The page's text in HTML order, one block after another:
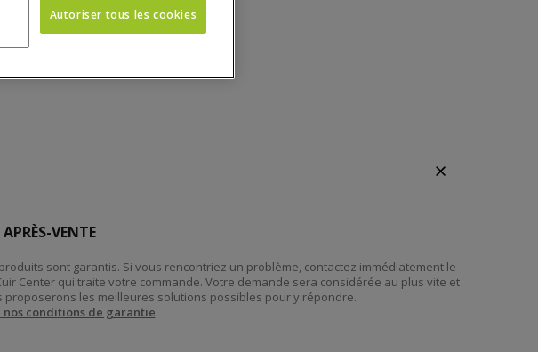
APRÈS-VENTE
sont garantis. Si vous rencontriez un problème, contactez immédiatement le
Center qui traite votre commande. Votre demande sera considérée au plus vite et
proposerons les meilleures solutions possibles pour y répondre.
nos conditions de garantie.
Autoriser tous les cookies